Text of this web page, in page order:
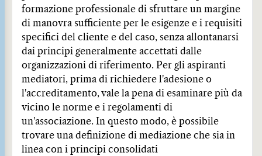
formazione professionale di sfruttare un margine
di manovra sufficiente per le esigenze e i requisiti
specifici del cliente e del caso, senza allontanarsi
dai principi generalmente accettati dalle
organizzazioni di riferimento. Per gli aspiranti
mediatori, prima di richiedere l'adesione o
l'accreditamento, vale la pena di esaminare più da
vicino le norme e i regolamenti di
un'associazione. In questo modo, è possibile
trovare una definizione di mediazione che sia in
linea con i principi consolidati